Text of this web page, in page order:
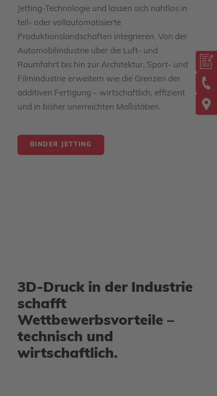
Jetting-Technologie und lassen sich nahtlos in
teil- oder vollautomatisierte
Produktionslandschaften integrieren. Von der
Automobilindustrie über die Luft- und
Raumfahrt bis hin zur Architektur, Sport- und
Filmindustrie erweitern wie die Grenzen der
additiven Fertigung – wirtschaftlich, effizient
und in bisher unerreichten Maßstäben.
BINDER JETTING
3D-Druck in der Industrie
schafft
Wettbewerbsvorteile –
technisch und
wirtschaftlich.